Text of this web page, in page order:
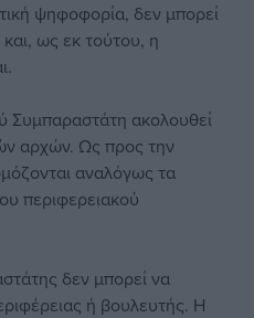
ψηφοφορία, δεν μπορεί
ως εκ τούτου, η
Συμπαραστάτη ακολουθεί
αρχών. Ως προς την
αναλόγως τα
περιφερειακού
δεν μπορεί να
ή βουλευτής. Η